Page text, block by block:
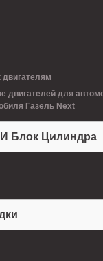
двигателей для
Газель Next
И Блок Цилиндра